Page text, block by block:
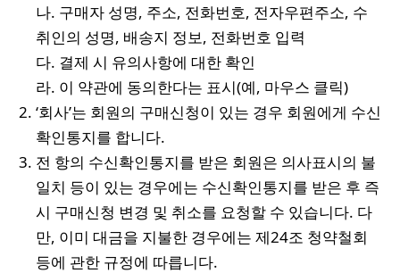
나. 구매자 성명, 주소, 전화번호, 전자우편주소, 수
취인의 성명, 배송지 정보, 전화번호 입력
다. 결제 시 유의사항에 대한 확인
라. 이 약관에 동의한다는 표시(예, 마우스 클릭)
‘회사’는 회원의 구매신청이 있는 경우 회원에게 수신
확인통지를 합니다.
전 항의 수신확인통지를 받은 회원은 의사표시의 불
일치 등이 있는 경우에는 수신확인통지를 받은 후 즉
시 구매신청 변경 및 취소를 요청할 수 있습니다. 다
만, 이미 대금을 지불한 경우에는 제24조 청약철회
등에 관한 규정에 따릅니다.